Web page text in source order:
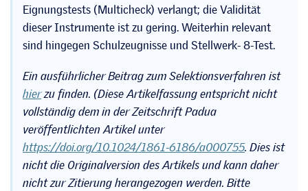
Eignungstests (Multicheck) verlangt; die Validität
dieser Instrumente ist zu gering. Weiterhin relevant
sind hingegen Schulzeugnisse und Stellwerk- 8-Test.
Ein ausführlicher Beitrag zum Selektionsverfahren ist
hierzu finden. (Diese Artikelfassung entspricht nicht
vollständig dem in der Zeitschrift Padua
veröffentlichten Artikel unter
https://doi.org/10.1024/1861-6186/a000755. Dies ist
nicht die Originalversion des Artikels und kann daher
nicht zur Zitierung herangezogen werden. Bitte